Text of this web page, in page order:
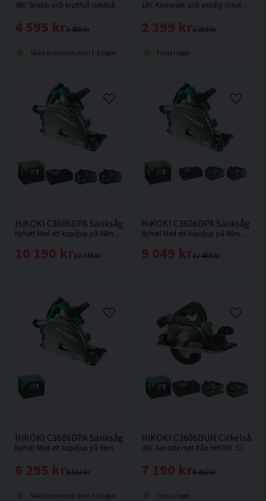
36V. Snabb och kraftfull cirkelsåg för tuffa jobb, såsom kapning och klyvning, även av tryckimpregnerat virke. Levereras utan batteri och laddare.
5 488 kr
4 595 kr
Skickas normalt inom 1-3 dagar
18V. Kompakt och smidig cirkelsåg med hög kapacitet från HiKOKI. Levereras utan batteri och laddare. Trallskolan kampanj - Levereras inklusive 1st extra sågklinga.
3 363 kr
2 399 kr
Finns i lager
HiKOKI C3606DPA Sänksåg 36V 165mm (2x4,0Ah) Inkl 800mm
Nyhet! Med ett kapdjup på 66mm med skena vid 90° är denna sänksåg från HiKOKI Powertools väl värd en plats i maskinparken.
12 738 kr
10 190 kr
HiKOKI C3606DPA Sänksåg
Nyhet! Med ett kapdjup på 66mm med skena vid 90° är denna sänksåg från HiKOKI Powertools väl värd en plats i maskinparken.
12 488 kr
9 049 kr
HiKOKI C3606DPA Sänksåg 36V 165mm
Nyhet! Med ett kapdjup på 66mm med skena vid 90° är denna sänksåg från HiKOKI Powertools väl värd en plats i maskinparken. Levereras utan batteri & laddare.
8 563 kr
6 295 kr
Skickas normalt inom 1-3 dagar
HiKOKI C3606DUM Cirkelsåg
36V. Senaste nytt från HiKOKI. Cirkelsåg som kan fästas på skena.
9 363 kr
7 190 kr
Finns i lager